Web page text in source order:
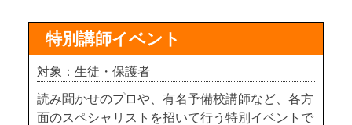
特別講師イベント
対象：生徒・保護者
読み聞かせのプロや、有名予備校講師など、各方
面のスペシャリストを招いて行う特別イベントで